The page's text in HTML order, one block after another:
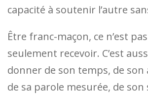
capacité à soutenir l’autre
Être franc-maçon, ce n’est pas
seulement recevoir. C’est
donner de son temps, de
de sa parole mesurée, de son